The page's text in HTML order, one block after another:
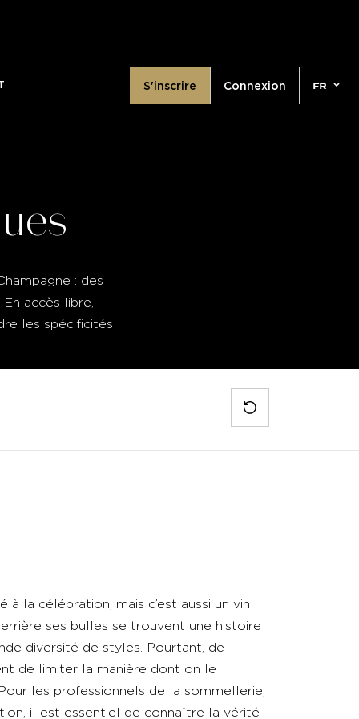
S'inscrire Connexion fr
: des
accès libre,
les spécificités
Réinitialiser
la célébration, mais c’est aussi un vin
ses bulles se trouvent une histoire
diversité de styles. Pourtant, de
de limiter la manière dont on le
les professionnels de la sommellerie,
il est essentiel de connaître la vérité